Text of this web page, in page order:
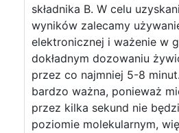
składnika B. W celu
wyników zalecamy
elektronicznej i ważenie w
dokładnym dozowaniu
przez co najmniej 5-8
bardzo ważna, ponieważ
przez kilka sekund nie
poziomie molekularnym,